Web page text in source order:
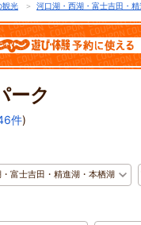
観光 ＞ 河口湖・西湖・富士吉田・
ーク
件)
富士吉田・精進湖・本栖湖